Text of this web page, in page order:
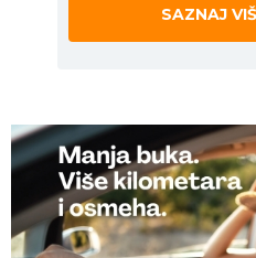
SAZNAJ